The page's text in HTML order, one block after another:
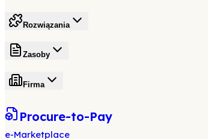
Rozwiązania
Zasoby
Firma
Procure-to-Pay
e-Marketplace